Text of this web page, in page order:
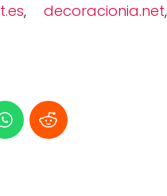
,decoracionia.net,